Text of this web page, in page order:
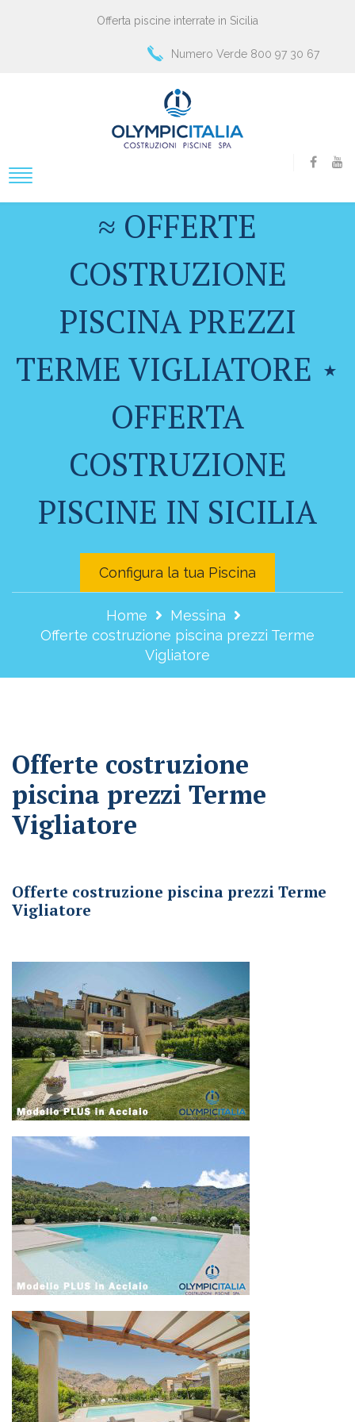
Offerta piscine interrate in Sicilia
Numero Verde 800 97 30 67
≈ OFFERTE
COSTRUZIONE
PISCINA PREZZI
TERME VIGLIATORE ⋆
OFFERTA
COSTRUZIONE
PISCINE IN SICILIA
Configura la tua Piscina
Home
Messina
Offerte costruzione piscina prezzi Terme
Vigliatore
Offerte costruzione
piscina prezzi Terme
Vigliatore
Offerte costruzione piscina prezzi Terme
Vigliatore